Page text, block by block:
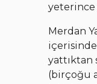
yeterince
Merdan
içerisinde
yattıktan
(birçoğu